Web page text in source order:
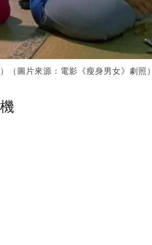
（圖片來源：電影《瘦身男女》劇照）